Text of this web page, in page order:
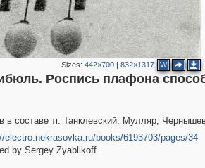
Sizes: 442×700| 832×1317 W
Роспись плафона
составе тг. Танклевский, Мулляр,
electro.nekrasovka.ru/books/6193703/pages/34
by Sergey Zyablikoff.